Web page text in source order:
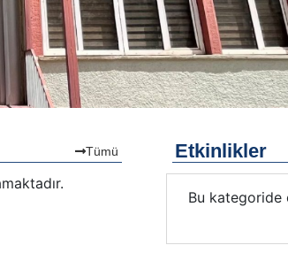
Tümü Etkinlikler
Bu kategoride